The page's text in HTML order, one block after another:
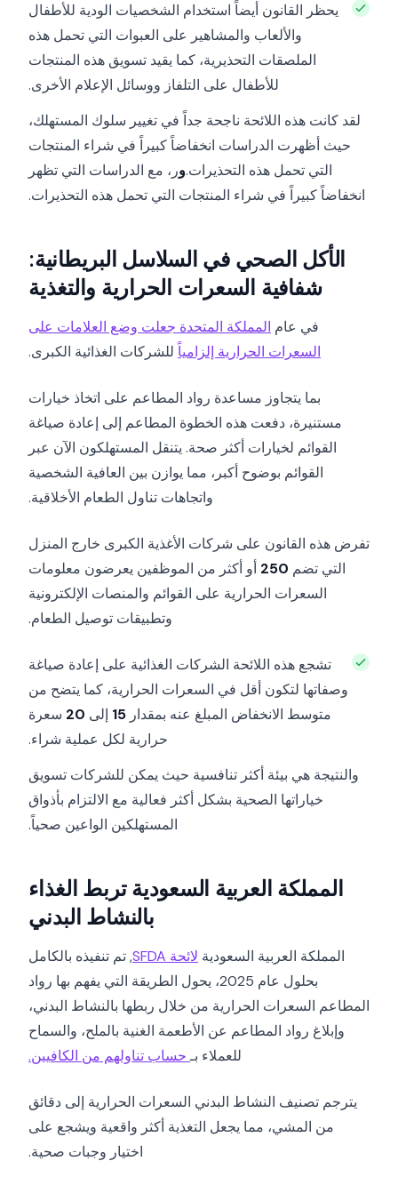
يحظر القانون أيضاً استخدام الشخصيات الودية للأطفال
والألعاب والمشاهير على العبوات التي تحمل هذه
الملصقات التحذيرية، كما يقيد تسويق هذه المنتجات
للأطفال على التلفاز ووسائل الإعلام الأخرى.
لقد كانت هذه اللائحة ناجحة جداً في تغيير سلوك المستهلك،
حيث أظهرت الدراسات انخفاضاً كبيراً في شراء المنتجات
التي تحمل هذه التحذيرات.ور، مع الدراسات التي تظهر
انخفاضاً كبيراً في شراء المنتجات التي تحمل هذه التحذيرات.
الأكل الصحي في السلاسل البريطانية:
شفافية السعرات الحرارية والتغذية
في عام المملكة المتحدة جعلت وضع العلامات على
السعرات الحرارية إلزامياً للشركات الغذائية الكبرى.
بما يتجاوز مساعدة رواد المطاعم على اتخاذ خيارات
مستنيرة، دفعت هذه الخطوة المطاعم إلى إعادة صياغة
القوائم لخيارات أكثر صحة. يتنقل المستهلكون الآن عبر
القوائم بوضوح أكبر، مما يوازن بين العافية الشخصية
واتجاهات تناول الطعام الأخلاقية.
تفرض هذه القانون على شركات الأغذية الكبرى خارج المنزل
التي تضم
أو أكثر من الموظفين يعرضون معلومات
السعرات الحرارية على القوائم والمنصات الإلكترونية
وتطبيقات توصيل الطعام.
تشجع هذه اللائحة الشركات الغذائية على إعادة صياغة
وصفاتها لتكون أقل في السعرات الحرارية، كما يتضح من
متوسط الانخفاض المبلغ عنه بمقدار 15 إلى 20 سعرة
حرارية لكل عملية شراء.
والنتيجة هي بيئة أكثر تنافسية حيث يمكن للشركات تسويق
خياراتها الصحية بشكل أكثر فعالية مع الالتزام بأذواق
المستهلكين الواعين صحياً.
المملكة العربية السعودية تربط الغذاء
بالنشاط البدني
المملكة العربية السعودية لائحة SFDA
, تم تنفيذه بالكامل
بحلول عام 2025، يحول الطريقة التي يفهم بها رواد
المطاعم السعرات الحرارية من خلال ربطها بالنشاط البدني،
وإبلاغ رواد المطاعم عن الأطعمة الغنية بالملح، والسماح
للعملاء بـحساب تناولهم من الكافيين.
يترجم تصنيف النشاط البدني السعرات الحرارية إلى دقائق
من المشي، مما يجعل التغذية أكثر واقعية ويشجع على
اختيار وجبات صحية.